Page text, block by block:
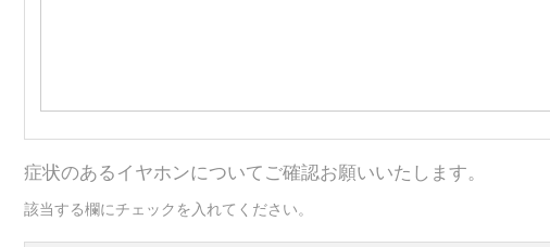
症状のあるイヤホンについてご確認お願いいたします。
該当する欄にチェックを入れてください。